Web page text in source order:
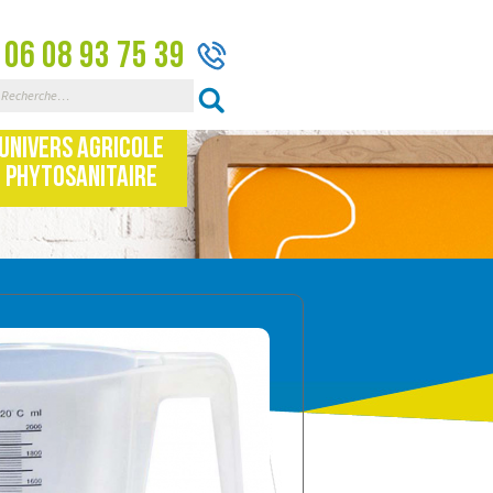
06 08 93 75 39
Rechercher :
Univers Agricole
Phytosanitaire